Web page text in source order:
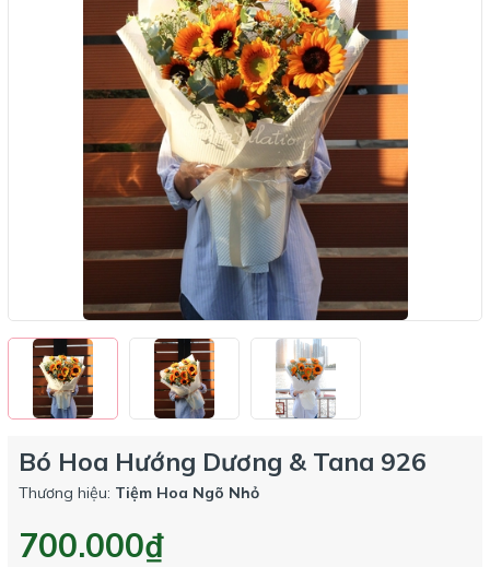
Bó Hoa Hướng Dương & Tana 926
Thương hiệu: Tiệm Hoa Ngõ Nhỏ
700.000₫